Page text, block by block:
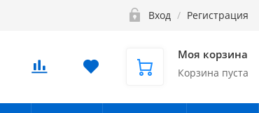
Вход / Регистрация
Моя корзина
Корзина пуста